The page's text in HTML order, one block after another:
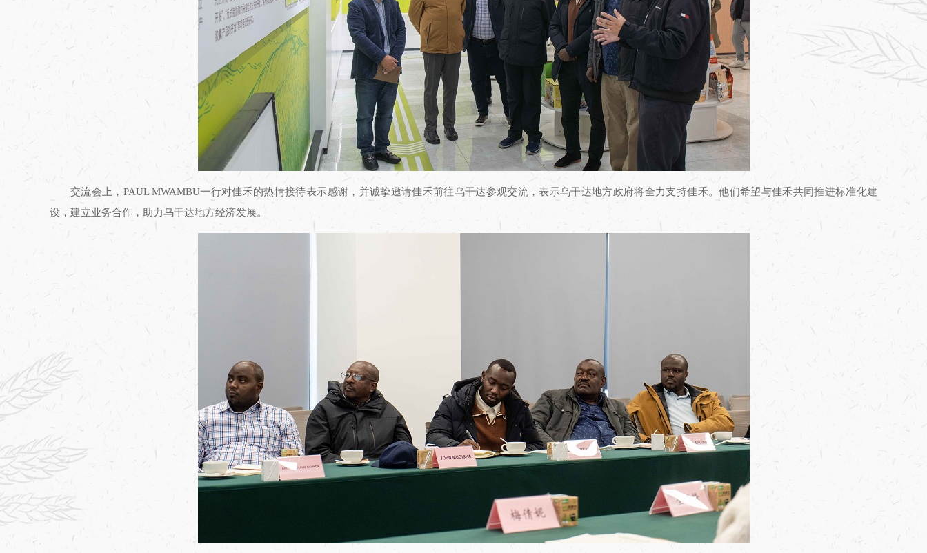
交流会上，PAUL MWAMBU一行对佳禾的热情接待表示感谢，并诚挚邀请佳禾前往乌干达参观交流，表示乌干达地方政府将全力支持佳禾。他们希望与佳禾共同推进标准化建
设，建立业务合作，助力乌干达地方经济发展。